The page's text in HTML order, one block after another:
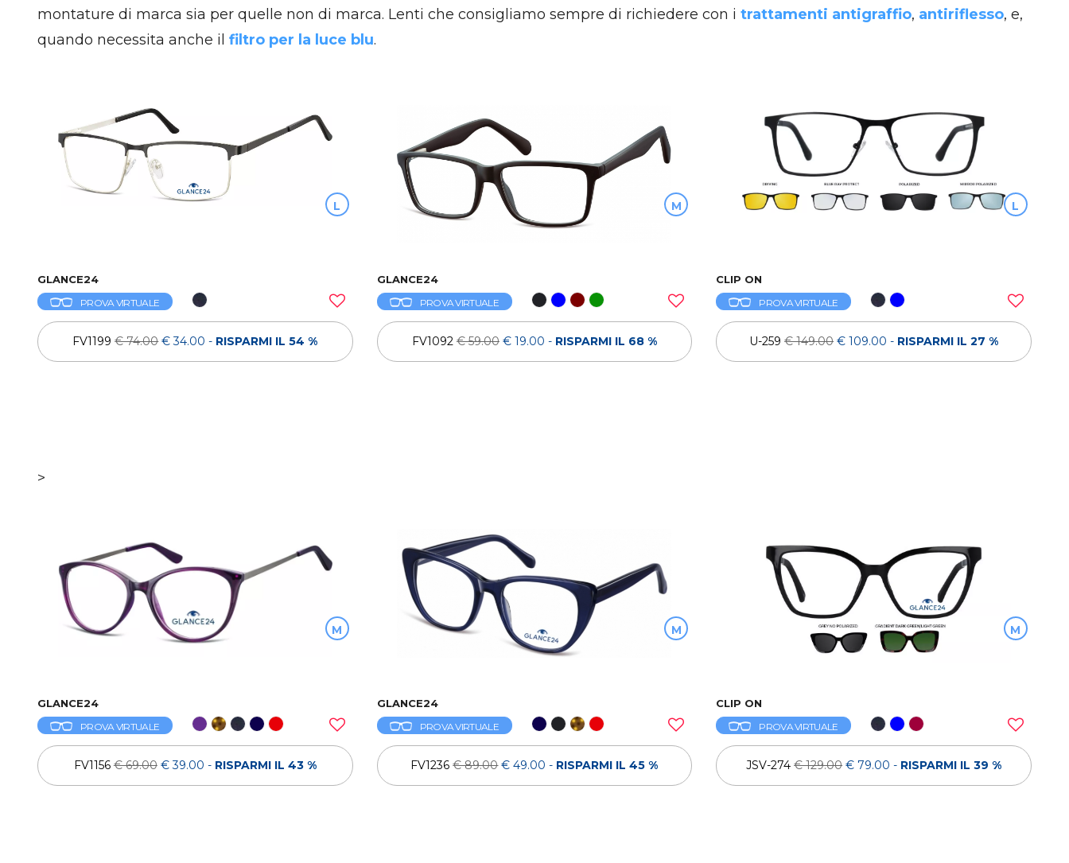
montature di marca sia per quelle non di marca. Lenti che consigliamo sempre di richiedere con i trattamenti antigraffio, antiriflesso, e,
quando necessita anche il filtro per la luce blu.
L
GLANCE24
PROVA VIRTUALE
FV1199€ 74.00 € 34.00 - RISPARMI IL 54 %
M
GLANCE24
PROVA VIRTUALE
FV1092 € 59.00 € 19.00 - RISPARMI IL 68 %
L
CLIP ON
PROVA VIRTUALE
U-259€ 149.00 € 109.00 - RISPARMI IL 27 %
>
M
GLANCE24
PROVA VIRTUALE
FV1156€ 69.00 € 39.00 - RISPARMI IL 43 %
M
GLANCE24
PROVA VIRTUALE
FV1236€ 89.00 € 49.00 - RISPARMI IL 45 %
M
CLIP ON
PROVA VIRTUALE
JSV-274€ 129.00 € 79.00 - RISPARMI IL 39 %